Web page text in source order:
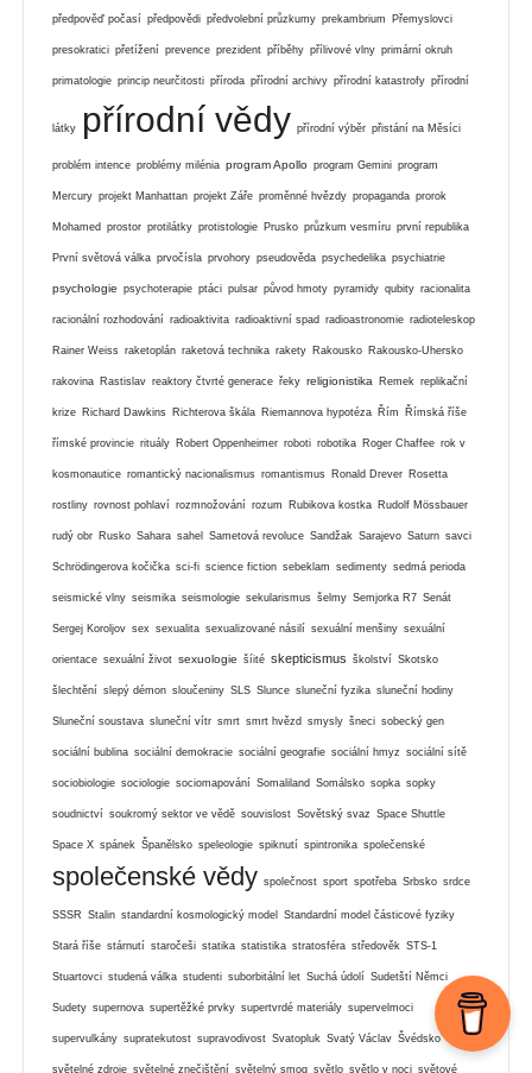
předpověď počasí předpovědi předvolební průzkumy prekambrium Přemyslovci
presokratici přetížení prevence prezident příběhy přílivové vlny primární okruh
primatologie princip neurčitosti příroda přírodní archivy přírodní katastrofy přírodní
látky přírodní vědy přírodní výběr přistání na Měsíci
problém intence problémy milénia program Apollo program Gemini program
Mercury projekt Manhattan projekt Záře proměnné hvězdy propaganda prorok
Mohamed prostor protilátky protistologie Prusko průzkum vesmíru první republika
První světová válka prvočísla prvohory pseudověda psychedelika psychiatrie
psychologie psychoterapie ptáci pulsar původ hmoty pyramidy qubity racionalita
racionální rozhodování radioaktivita radioaktivní spad radioastronomie radioteleskop
Rainer Weiss raketoplán raketová technika rakety Rakousko Rakousko-Uhersko
rakovina Rastislav reaktory čtvrté generace řeky religionistika Remek replikační
krize Richard Dawkins Richterova škála Riemannova hypotéza Řím Římská říše
římské provincie rituály Robert Oppenheimer roboti robotika Roger Chaffee rok v
kosmonautice romantický nacionalismus romantismus Ronald Drever Rosetta
rostliny rovnost pohlaví rozmnožování rozum Rubikova kostka Rudolf Mössbauer
rudý obr Rusko Sahara sahel Sametová revoluce Sandžak Sarajevo Saturn savci
Schrödingerova kočička sci-fi science fiction sebeklam sedimenty sedmá perioda
seismické vlny seismika seismologie sekularismus šelmy Semjorka R7 Senát
Sergej Koroljov sex sexualita sexualizované násilí sexuální menšiny sexuální
orientace sexuální život sexuologie šíité skepticismus školství Skotsko
šlechtění slepý démon sloučeniny SLS Slunce sluneční fyzika sluneční hodiny
Sluneční soustava sluneční vítr smrt smrt hvězd smysly šneci sobecký gen
sociální bublina sociální demokracie sociální geografie sociální hmyz sociální sítě
sociobiologie sociologie sociomapování Somaliland Somálsko sopka sopky
soudnictví soukromý sektor ve vědě souvislost Sovětský svaz Space Shuttle
Space X spánek Španělsko speleologie spiknutí spintronika společenské
společenské vědy společnost sport spotřeba Srbsko srdce
SSSR Stalin standardní kosmologický model Standardní model částicové fyziky
Stará říše stárnutí staročeši statika statistika stratosféra středověk STS-1
Stuartovci studená válka studenti suborbitální let Suchá údolí Sudetští Němci
Sudety supernova supertěžké prvky supertvrdé materiály supervelmoci
supervulkány supratekutost supravodivost Svatopluk Svatý Václav Švédsko
světelné zdroje světelné znečištění světelný smog světlo světlo v noci světové